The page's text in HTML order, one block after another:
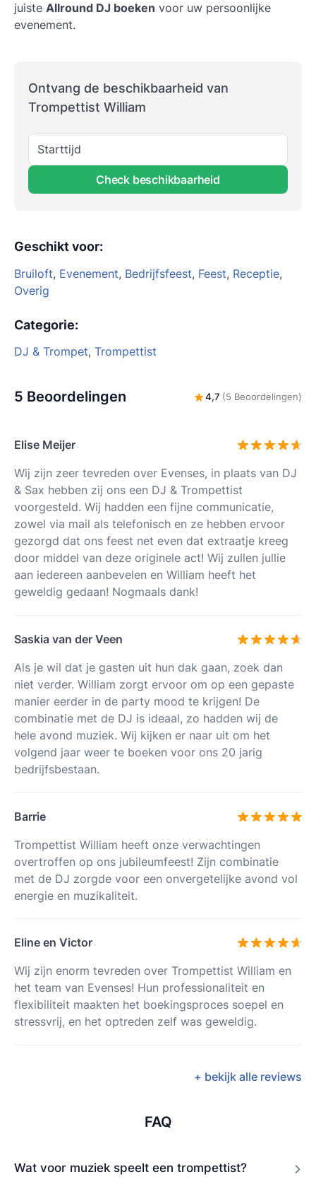
juiste Allround DJ boeken voor uw persoonlijke
evenement.
Ontvang de beschikbaarheid van
Trompettist William
Starttijd
Check beschikbaarheid
Geschikt voor:
Bruiloft, Evenement, Bedrijfsfeest, Feest, Receptie,
Overig
Categorie:
DJ & Trompet, Trompettist
5 Beoordelingen 4,7 (5 Beoordelingen)
Elise Meijer
Wij zijn zeer tevreden over Evenses, in plaats van DJ
& Sax hebben zij ons een DJ & Trompettist
voorgesteld. Wij hadden een fijne communicatie,
zowel via mail als telefonisch en ze hebben ervoor
gezorgd dat ons feest net even dat extraatje kreeg
door middel van deze originele act! Wij zullen jullie
aan iedereen aanbevelen en William heeft het
geweldig gedaan! Nogmaals dank!
Saskia van der Veen
Als je wil dat je gasten uit hun dak gaan, zoek dan
niet verder. William zorgt ervoor om op een gepaste
manier eerder in de party mood te krijgen! De
combinatie met de DJ is ideaal, zo hadden wij de
hele avond muziek. Wij kijken er naar uit om het
volgend jaar weer te boeken voor ons 20 jarig
bedrijfsbestaan.
Barrie
Trompettist William heeft onze verwachtingen
overtroffen op ons jubileumfeest! Zijn combinatie
met de DJ zorgde voor een onvergetelijke avond vol
energie en muzikaliteit.
Eline en Victor
Wij zijn enorm tevreden over Trompettist William en
het team van Evenses! Hun professionaliteit en
flexibiliteit maakten het boekingsproces soepel en
stressvrij, en het optreden zelf was geweldig.
+ bekijk alle reviews
FAQ
Wat voor muziek speelt een trompettist?